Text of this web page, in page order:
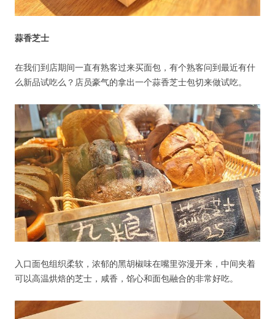
蒜香芝士
在我们到店期间一直有熟客过来买面包，有个熟客问到最近有什
么新品试吃么？店员豪气的拿出一个蒜香芝士包切来做试吃。
入口面包组织柔软，浓郁的黑胡椒味在嘴里弥漫开来，中间夹着
可以高温烘焙的芝士，咸香，馅心和面包融合的非常好吃。